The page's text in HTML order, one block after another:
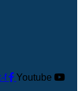
f Youtube